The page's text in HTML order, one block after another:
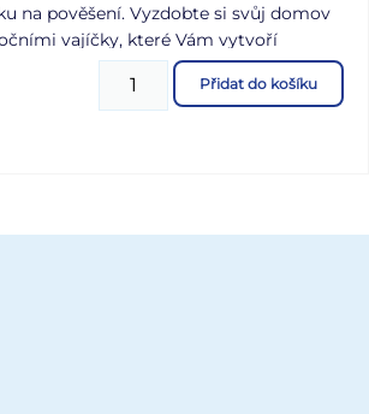
na pověšení. Vyzdobte si svůj domov
vajíčky, které Vám vytvoří
Velikonoc! Tuto dekoraci můžete
velikonočních věnců nebo větviček.
Přidat do košíku